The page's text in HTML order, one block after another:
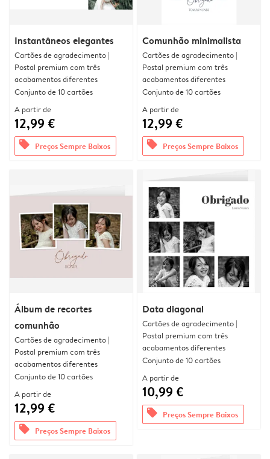
Instantâneos elegantes
Cartões de agradecimento |
Postal premium com três
acabamentos diferentes
Conjunto de 10 cartões
A partir de
12,99 €
offers Preços Sempre Baixos
Comunhão minimalista
Cartões de agradecimento |
Postal premium com três
acabamentos diferentes
Conjunto de 10 cartões
A partir de
12,99 €
offers Preços Sempre Baixos
Álbum de recortes
comunhão
Cartões de agradecimento |
Postal premium com três
acabamentos diferentes
Conjunto de 10 cartões
A partir de
12,99 €
offers Preços Sempre Baixos
Data diagonal
Cartões de agradecimento |
Postal premium com três
acabamentos diferentes
Conjunto de 10 cartões
A partir de
10,99 €
offers Preços Sempre Baixos